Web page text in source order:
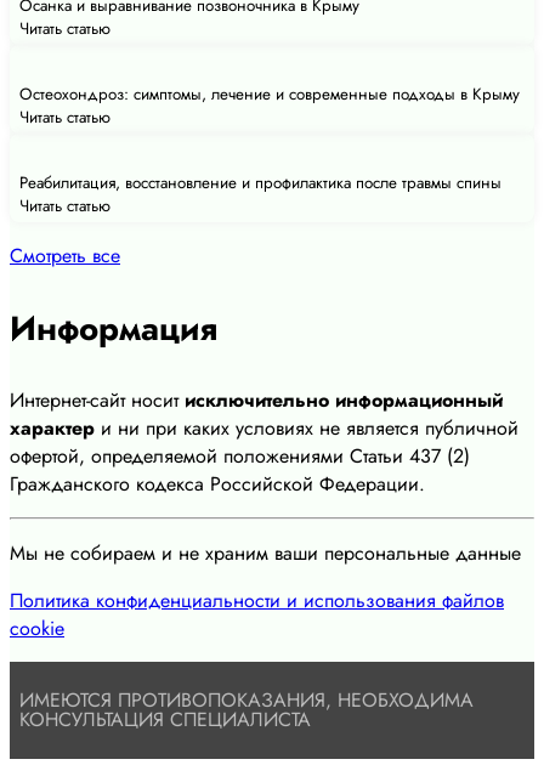
Осанка и выравнивание позвоночника в Крыму
Читать статью
Остеохондроз: симптомы, лечение и современные подходы в Крыму
Читать статью
Реабилитация, восстановление и профилактика после травмы спины
Читать статью
Смотреть все
Информация
Интернет-сайт носит исключительно информационный
характер и ни при каких условиях не является публичной
офертой, определяемой положениями Статьи 437 (2)
Гражданского кодекса Российской Федерации.
Мы не собираем и не храним ваши персональные данные
Политика конфиденциальности и использования файлов
cookie
ИМЕЮТСЯ ПРОТИВОПОКАЗАНИЯ, НЕОБХОДИМА
КОНСУЛЬТАЦИЯ СПЕЦИАЛИСТА